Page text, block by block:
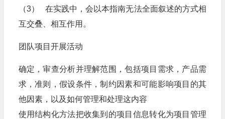
（3） 在实践中，会以本指南无法全面叙述的方式相
互交叠、相互作用。
团队项目开展活动
确定，审查分析并理解范围，包括项目需求，产品需
求，准则，假设条件，制约因素和可能影响项目的其
他因素，以及如何管理和处理这内容
使用结构化方法把收集到的项目信息转化为项目管理